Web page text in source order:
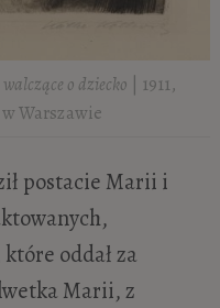
o dziecko | 1911,
Warszawie
postacie Marii i
oddał za
Marii, z